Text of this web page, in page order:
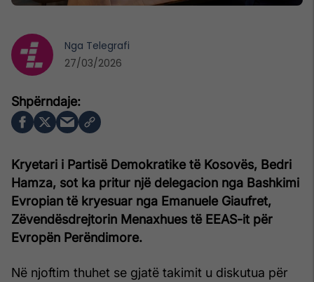
Kryetari i Partisë Demokratike të Kosovës, Bedri
Hamza, sot ka pritur një delegacion nga Bashkimi
Evropian të kryesuar nga Emanuele Giaufret,
Zëvendësdrejtorin Menaxhues të EEAS-it për
Evropën Perëndimore.
Në njoftim thuhet se gjatë takimit u diskutua për
Nga Telegrafi
27/03/2026